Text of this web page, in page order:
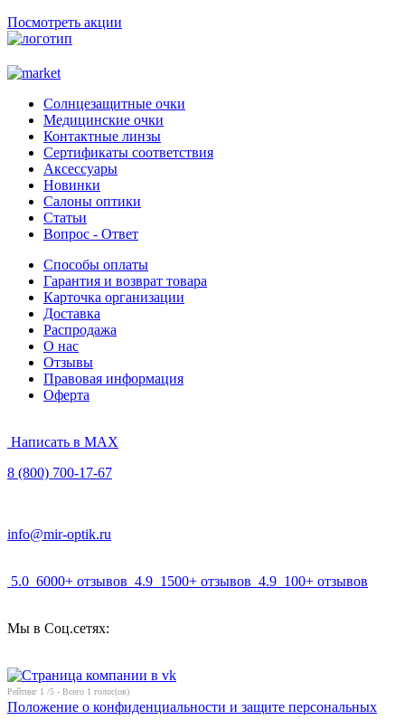
Посмотреть акции
Солнцезащитные очки
Медицинские очки
Контактные линзы
Сертификаты соответствия
Аксессуары
Новинки
Салоны оптики
Статьи
Вопрос - Ответ
Способы оплаты
Гарантия и возврат товара
Карточка организации
Доставка
Распродажа
О нас
Отзывы
Правовая информация
Оферта
Написать в MAX
8 (800) 700-17-67
info@mir-optik.ru
5.0 6000+ отзывов 4.9 1500+ отзывов 4.9 100+ отзывов
Мы в Соц.сетях:
Рейтинг 1 /5 - Всего 1 голос(ов)
Положение о конфиденциальности и защите персональных